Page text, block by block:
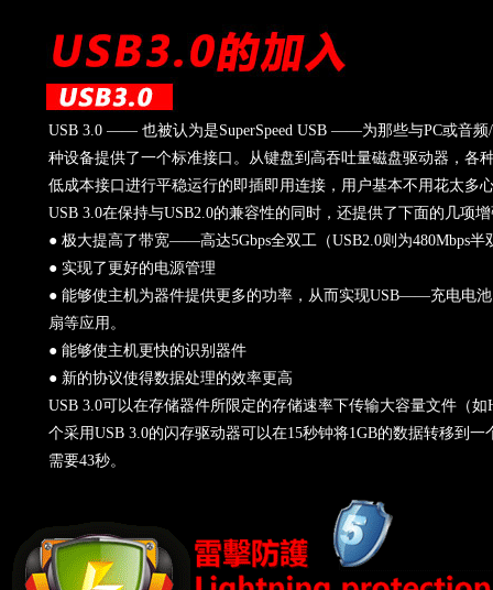
USB 3.0 —— 也被认为是SuperSpeed USB ——为那些与PC或音频
种设备提供了一个标准接口。从键盘到高吞吐量磁盘驱动器，各
低成本接口进行平稳运行的即插即用连接，用户基本不用花太多
USB 3.0在保持与USB2.0的兼容性的同时，还提供了下面的几项
● 极大提高了带宽——高达5Gbps全双工（USB2.0则为480Mbps半
● 实现了更好的电源管理
● 能够使主机为器件提供更多的功率，从而实现USB——充电电
扇等应用。
● 能够使主机更快的识别器件
● 新的协议使得数据处理的效率更高
USB 3.0可以在存储器件所限定的存储速率下传输大容量文件（
个采用USB 3.0的闪存驱动器可以在15秒钟将1GB的数据转移到一
需要43秒。